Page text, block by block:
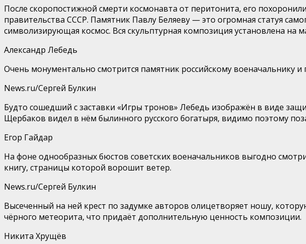
После скоропостижной смерти космонавта от перитонита, его
правительства СССР. Памятник Павлу Беляеву — это огромная статуя
символизирующая космос. Вся скульптурная композиция установлена
Александр Лебедь
Очень монументально смотрится памятник российскому военачальнику
News.ru/Сергей Булкин
Будто сошедший с заставки «Игры тронов» Лебедь изображён в виде
Щербаков видел в нём былинного русского богатыря, видимо поэтому
Егор Гайдар
На фоне однообразных бюстов советских военачальников выгодно
книгу, страницы которой ворошит ветер.
News.ru/Сергей Булкин
Высеченный на ней крест по задумке авторов олицетворяет ношу,
чёрного метеорита, что придаёт дополнительную ценность композиции.
Никита Хрущёв